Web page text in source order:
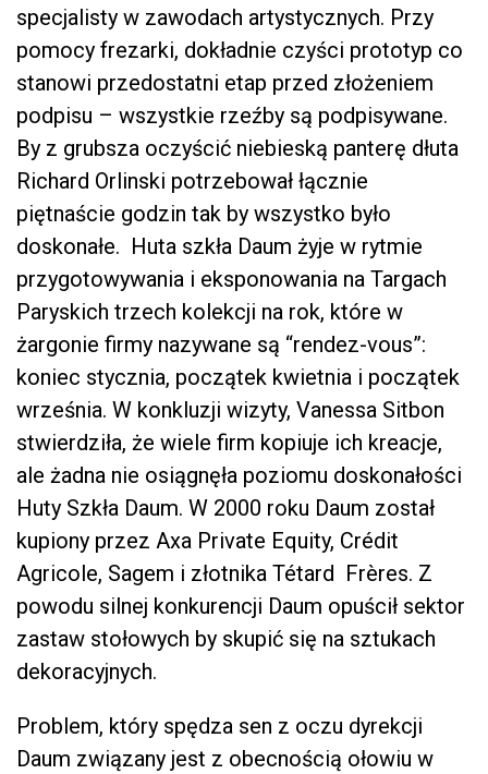
specjalisty w zawodach artystycznych. Przy
pomocy frezarki, dokładnie czyści prototyp co
stanowi przedostatni etap przed złożeniem
podpisu – wszystkie rzeźby są podpisywane.
By z grubsza oczyścić niebieską panterę dłuta
Richard Orlinski potrzebował łącznie
piętnaście godzin tak by wszystko było
doskonałe. Huta szkła Daum żyje w rytmie
przygotowywania i eksponowania na Targach
Paryskich trzech kolekcji na rok, które w
żargonie firmy nazywane są “rendez-vous”:
koniec stycznia, początek kwietnia i początek
września. W konkluzji wizyty, Vanessa Sitbon
stwierdziła, że wiele firm kopiuje ich kreacje,
ale żadna nie osiągnęła poziomu doskonałości
Huty Szkła Daum. W 2000 roku Daum został
kupiony przez Axa Private Equity, Crédit
Agricole, Sagem i złotnika Tétard Frères. Z
powodu silnej konkurencji Daum opuścił sektor
zastaw stołowych by skupić się na sztukach
dekoracyjnych.
Problem, który spędza sen z oczu dyrekcji
Daum związany jest z obecnością ołowiu w